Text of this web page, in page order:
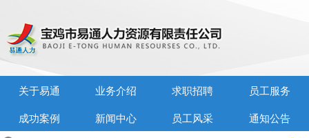
关于易通 业务介绍 求职招聘 员工服务
成功案例 新闻中心 员工风采 通知公告